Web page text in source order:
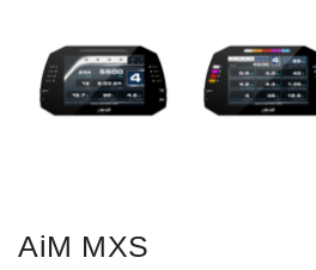
AiM MXS